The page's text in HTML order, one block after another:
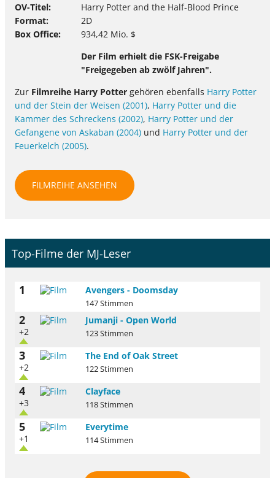
OV-Titel
Harry Potter and the Half-Blood Prince
Format
2D
Box Office
934,42 Mio. $
Der Film erhielt die FSK-Freigabe
"Freigegeben ab zwölf Jahren".
Zur Filmreihe Harry Potter gehören ebenfalls Harry Potter
und der Stein der Weisen (2001), Harry Potter und die
Kammer des Schreckens (2002), Harry Potter und der
Gefangene von Askaban (2004) und Harry Potter und der
Feuerkelch (2005).
FILMREIHE ANSEHEN
Top-Filme der MJ-Leser
1 Avengers - Doomsday
147 Stimmen
2
+2
Jumanji - Open World
123 Stimmen
3
+2
The End of Oak Street
122 Stimmen
4
+3
Clayface
118 Stimmen
5
+1
Everytime
114 Stimmen